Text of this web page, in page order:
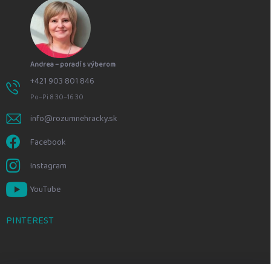
Andrea – poradí s výberom
+421 903 801 846
Po–Pi 8:30–16:30
info@rozumnehracky.sk
Facebook
Instagram
YouTube
PINTEREST